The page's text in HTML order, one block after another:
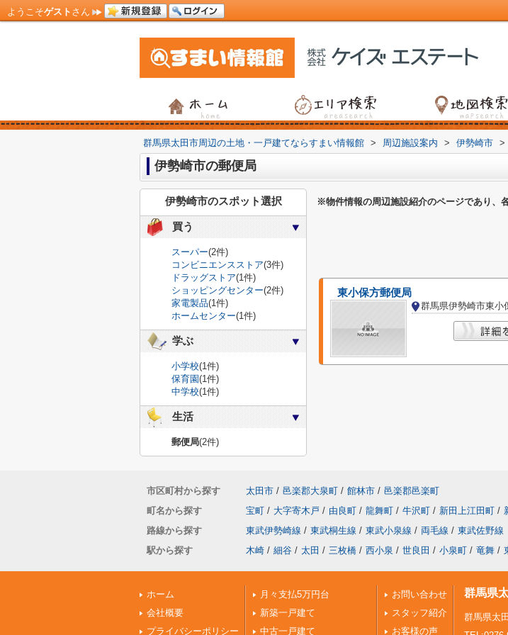
ようこそゲスト さん
群馬県太田市周辺の土地・一戸建てならすまい情報館 > 周辺施設案内 > 伊勢崎市 >
伊勢崎市の郵便局
※物件情報の周辺施設紹介のページであり、
東小保方郵便局
群馬県伊勢崎市東小
伊勢崎市のスポット選択
買う
スーパー(2件)
コンビニエンスストア(3件)
ドラッグストア(1件)
ショッピングセンター(2件)
家電製品(1件)
ホームセンター(1件)
学ぶ
小学校(1件)
保育園(1件)
中学校(1件)
生活
郵便局(2件)
市区町村から探す 太田市 / 邑楽郡大泉町 / 館林市 / 邑楽郡邑楽町
町名から探す
宝町 / 大字寄木戸 / 由良町 / 龍舞町 / 牛沢町 / 新田上江田町 /
路線から探す
東武伊勢崎線 / 東武桐生線 / 東武小泉線 / 両毛線 / 東武佐野線
駅から探す
木崎 / 細谷 / 太田 / 三枚橋 / 西小泉 / 世良田 / 小泉町 / 竜舞 /
ホーム
会社概要
プライバシーポリシー
月々支払5万円台
新築一戸建て
中古一戸建て
お問い合わせ
スタッフ紹介
お客様の声
群馬県
群馬県太